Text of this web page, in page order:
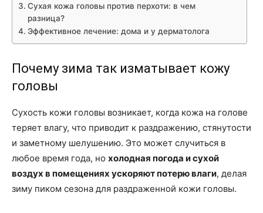
Сухая кожа головы против перхоти: в чем
разница?
Эффективное лечение: дома и у дерматолога
Почему зима так изматывает кожу
головы
Сухость кожи головы возникает, когда кожа на голове
теряет влагу, что приводит к раздражению, стянутости
и заметному шелушению. Это может случиться в
любое время года, но холодная погода и сухой
воздух в помещениях ускоряют потерю влаги, делая
зиму пиком сезона для раздраженной кожи головы.